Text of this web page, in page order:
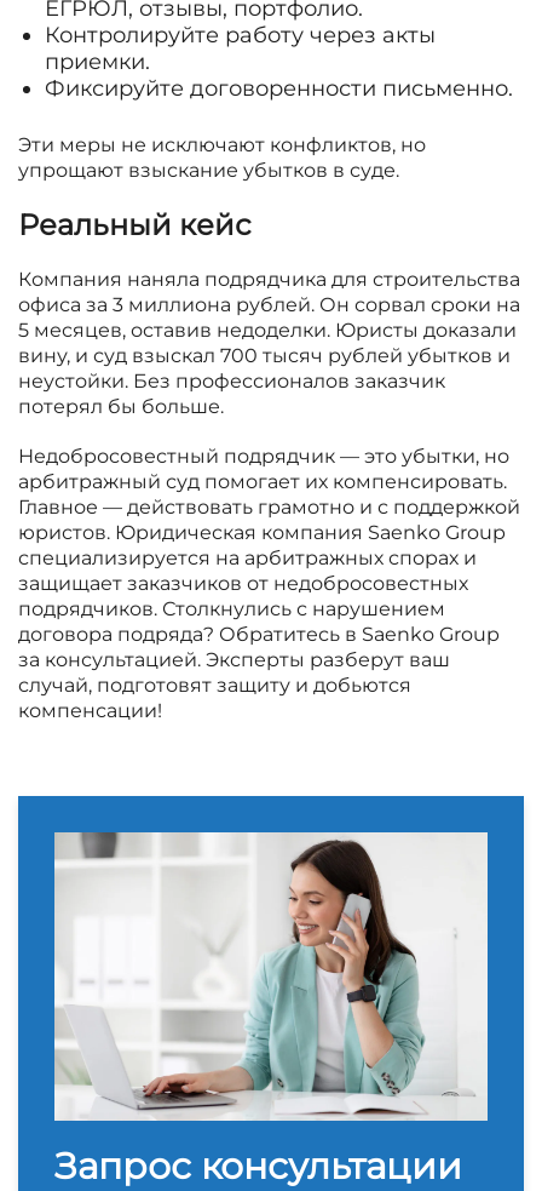
ЕГРЮЛ, отзывы, портфолио.
Контролируйте работу через акты
приемки.
Фиксируйте договоренности письменно.
Эти меры не исключают конфликтов, но
упрощают взыскание убытков в суде.
Реальный кейс
Компания наняла подрядчика для строительства
офиса за 3 миллиона рублей. Он сорвал сроки на
5 месяцев, оставив недоделки. Юристы доказали
вину, и суд взыскал 700 тысяч рублей убытков и
неустойки. Без профессионалов заказчик
потерял бы больше.
Недобросовестный подрядчик — это убытки, но
арбитражный суд помогает их компенсировать.
Главное — действовать грамотно и с поддержкой
юристов. Юридическая компания Saenko Group
специализируется на арбитражных спорах и
защищает заказчиков от недобросовестных
подрядчиков. Столкнулись с нарушением
договора подряда? Обратитесь в Saenko Group
за консультацией. Эксперты разберут ваш
случай, подготовят защиту и добьются
компенсации!
Запрос консультации